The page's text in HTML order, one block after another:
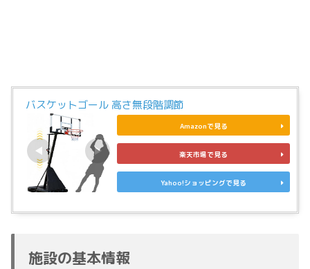
バスケットゴール 高さ無段階調節
Amazonで見る
楽天市場で見る
Yahoo!ショッピングで見る
施設の基本情報